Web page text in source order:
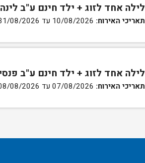
לילה אחד לזוג + ילד חינם ע"ב
תאריכי האירוח:
לילה אחד לזוג + ילד חינם ע"ב
תאריכי האירוח: